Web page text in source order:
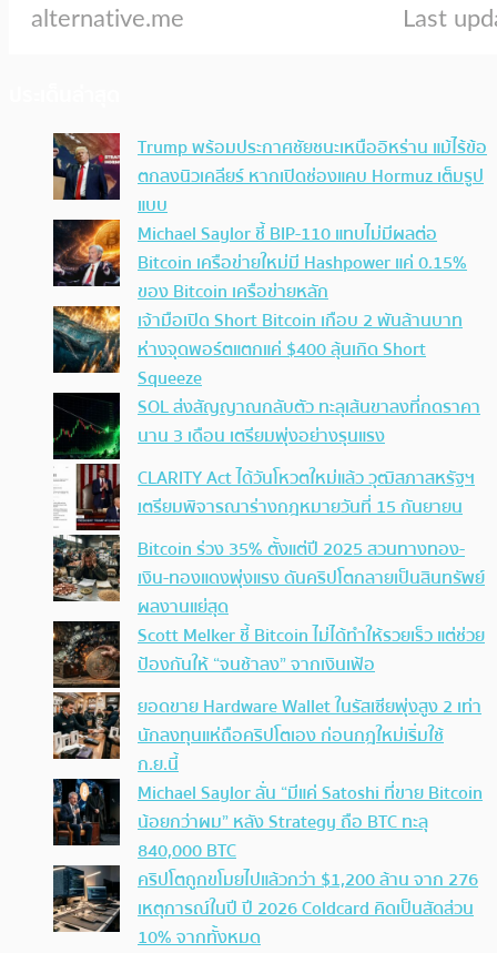
Trump พร้อมประกาศชัยชนะเหนืออิหร่าน แม้ไร้ข้อ
ตกลงนิวเคลียร์ หากเปิดช่องแคบ Hormuz เต็มรูป
แบบ
Michael Saylor ชี้ BIP-110 แทบไม่มีผลต่อ
Bitcoin เครือข่ายใหม่มี Hashpower แค่ 0.15%
ของ Bitcoin เครือข่ายหลัก
เจ้ามือเปิด Short Bitcoin เกือบ 2 พันล้านบาท
ห่างจุดพอร์ตแตกแค่ $400 ลุ้นเกิด Short
Squeeze
SOL ส่งสัญญาณกลับตัว ทะลุเส้นขาลงที่กดราคา
นาน 3 เดือน เตรียมพุ่งอย่างรุนแรง
CLARITY Act ได้วันโหวตใหม่แล้ว วุฒิสภาสหรัฐฯ
เตรียมพิจารณาร่างกฎหมายวันที่ 15 กันยายน
Bitcoin ร่วง 35% ตั้งแต่ปี 2025 สวนทางทอง-
เงิน-ทองแดงพุ่งแรง ดันคริปโตกลายเป็นสินทรัพย์
ผลงานแย่สุด
Scott Melker ชี้ Bitcoin ไม่ได้ทำให้รวยเร็ว แต่ช่วย
ป้องกันให้ “จนช้าลง” จากเงินเฟ้อ
ยอดขาย Hardware Wallet ในรัสเซียพุ่งสูง 2 เท่า
นักลงทุนแห่ถือคริปโตเอง ก่อนกฎใหม่เริ่มใช้
ก.ย.นี้
Michael Saylor ลั่น “มีแค่ Satoshi ที่ขาย Bitcoin
น้อยกว่าผม” หลัง Strategy ถือ BTC ทะลุ
840,000 BTC
คริปโตถูกขโมยไปแล้วกว่า $1,200 ล้าน จาก 276
เหตุการณ์ในปี ปี 2026 Coldcard คิดเป็นสัดส่วน
10% จากทั้งหมด